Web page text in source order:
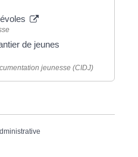
de jeunes
jeunesse (CIDJ)